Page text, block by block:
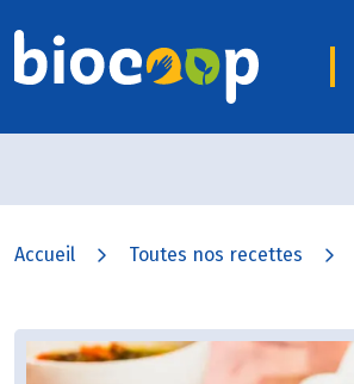
Accueil Toutes nos recettes